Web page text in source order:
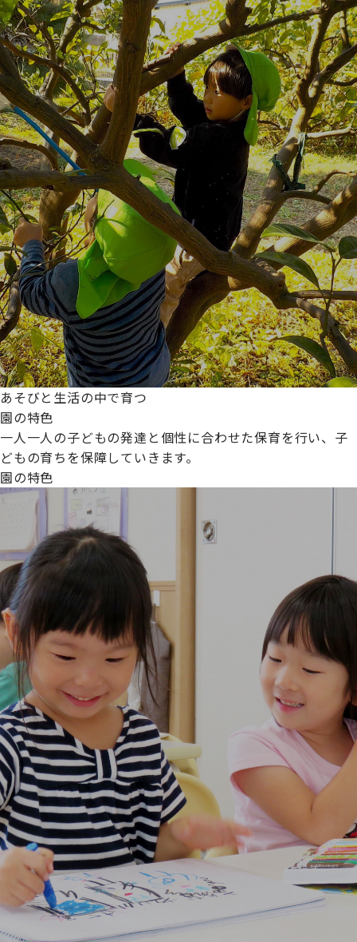
あそびと生活の中で育つ
園の特色
一人一人の子どもの発達と個性に合わせた保育を行い、子
どもの育ちを保障していきます。
園の特色